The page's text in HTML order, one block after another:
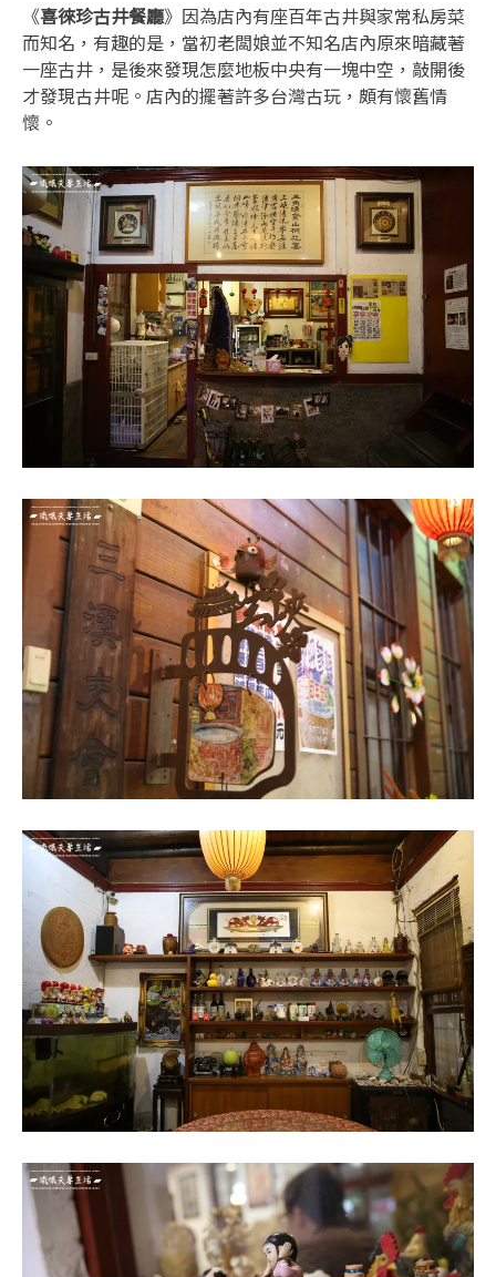
《喜徠珍古井餐廳》因為店內有座百年古井與家常私房菜
而知名，有趣的是，當初老闆娘並不知名店內原來暗藏著
一座古井，是後來發現怎麼地板中央有一塊中空，敲開後
才發現古井呢。店內的擺著許多台灣古玩，頗有懷舊情
懷。